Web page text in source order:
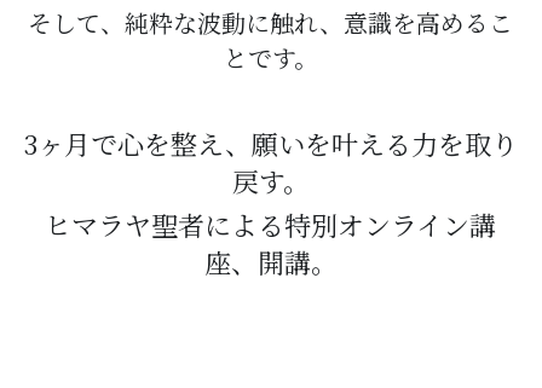
そして、純粋な波動に触れ、意識を高めるこ
とです。
3ヶ月で心を整え、願いを叶える力を取り
戻す。
ヒマラヤ聖者による特別オンライン講
座、開講。